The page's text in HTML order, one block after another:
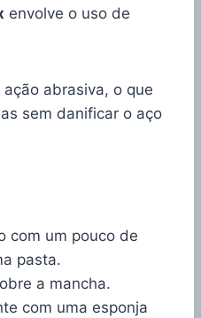
envolve o uso de
abrasiva, o que
sem danificar o aço
com um pouco de
pasta.
a mancha.
com uma esponja